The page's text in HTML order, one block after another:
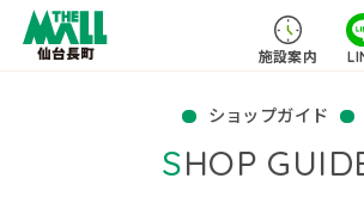
施設案内
ショップガイド
SHOP